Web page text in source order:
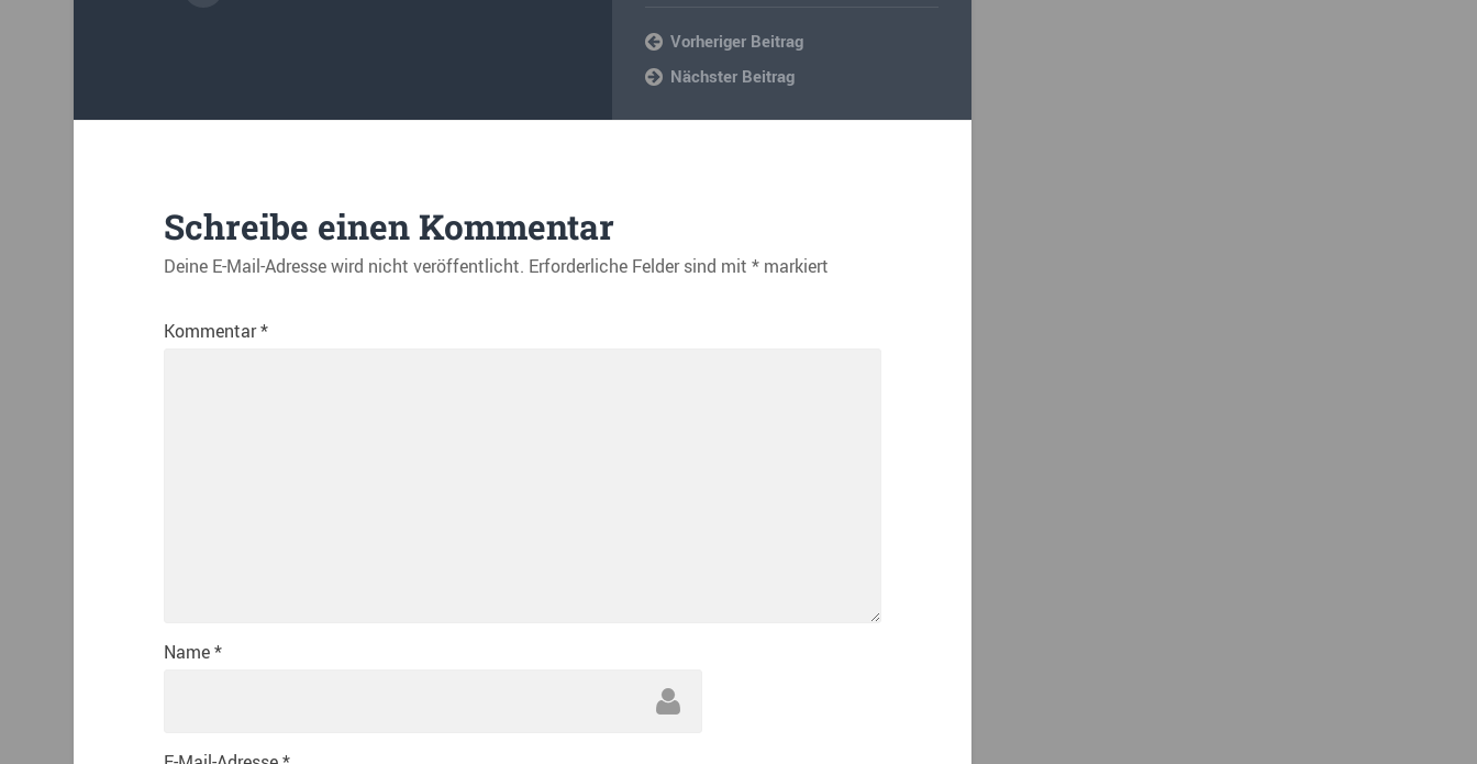
Vorheriger Beitrag
Nächster Beitrag
Schreibe einen Kommentar
Deine E-Mail-Adresse wird nicht veröffentlicht. Erforderliche Felder sind mit *markiert
Kommentar*
Name*